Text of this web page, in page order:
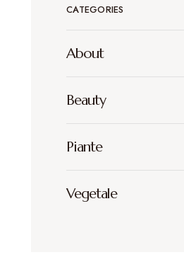
CATEGORIES
About
Beauty
Piante
Vegetale